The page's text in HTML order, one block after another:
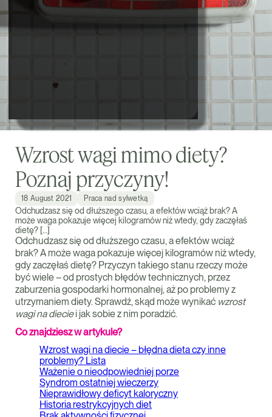
Wzrost wagi mimo diety?
Poznaj przyczyny!
18 August 2021 Praca nad sylwetką
Odchudzasz się od dłuższego czasu, a efektów wciąż brak? A
może waga pokazuje więcej kilogramów niż wtedy, gdy zaczęłaś
dietę? […]
Odchudzasz się od dłuższego czasu, a efektów wciąż
brak? A może waga pokazuje więcej kilogramów niż wtedy,
gdy zaczęłaś dietę? Przyczyn takiego stanu rzeczy może
być wiele – od prostych błędów technicznych, przez
zaburzenia gospodarki hormonalnej, aż po problemy z
utrzymaniem diety. Sprawdź, skąd może wynikać wzrost
wagi na dieciei jak sobie z nim poradzić.
Co znajdziesz w artykule?
Wzrost wagi na diecie – błędna dieta czy inne
problemy? Lista
Ważenie o nieodpowiedniej porze
Syndrom ostatniej wieczerzy
Nieprawidłowy deficyt kaloryczny
Historia restrykcyjnych diet